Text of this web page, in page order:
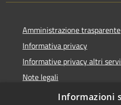
Amministrazione trasparente
Informativa privacy
Informative privacy altri
Note legali
Dichiarazione di accessibilità
Informazioni